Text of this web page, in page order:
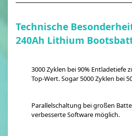
Technische
240Ah Lithium
3000 Zyklen bei 90% Entladetiefe
Top-Wert. Sogar 5000 Zyklen bei
Parallelschaltung bei großen
verbesserte Software möglich.